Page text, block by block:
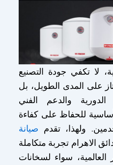
لا تكفي جودة التصنيع
على المدى الطويل، بل
والدعم الفني
للحفاظ على كفاءة
ولهذا، تقدم صيانة
الاهرام تجربة متكاملة
العالمية، سواء لسخانات